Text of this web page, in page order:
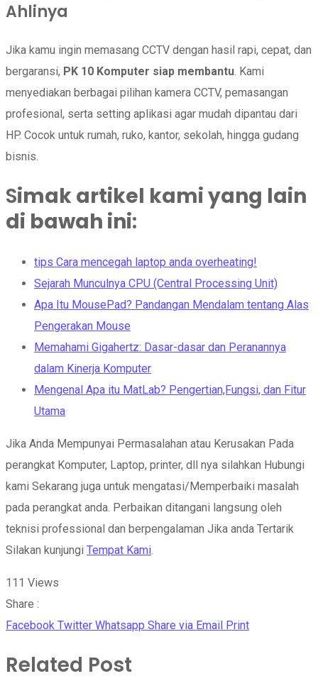
Ahlinya
Jika kamu ingin memasang CCTV dengan hasil rapi, cepat, dan
bergaransi, PK 10 Komputer siap membantu. Kami
menyediakan berbagai pilihan kamera CCTV, pemasangan
profesional, serta setting aplikasi agar mudah dipantau dari
HP. Cocok untuk rumah, ruko, kantor, sekolah, hingga gudang
bisnis.
Simak artikel kami yang lain
di bawah ini:
tips Cara mencegah laptop anda overheating!
Sejarah Munculnya CPU (Central Processing Unit)
Apa Itu MousePad? Pandangan Mendalam tentang Alas
Pengerakan Mouse
Memahami Gigahertz: Dasar-dasar dan Peranannya
dalam Kinerja Komputer
Mengenal Apa itu MatLab? Pengertian,Fungsi, dan Fitur
Utama
Jika Anda Mempunyai Permasalahan atau Kerusakan Pada
perangkat Komputer, Laptop, printer, dll nya silahkan Hubungi
kami Sekarang juga untuk mengatasi/Memperbaiki masalah
pada perangkat anda. Perbaikan ditangani langsung oleh
teknisi professional dan berpengalaman Jika anda Tertarik
Silakan kunjungi Tempat Kami
111 Views
Share :
Facebook Twitter Whatsapp Share via Email Print
Related Post